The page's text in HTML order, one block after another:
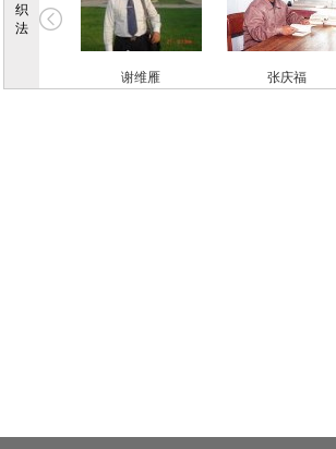
织
法
谢维雁 张庆福